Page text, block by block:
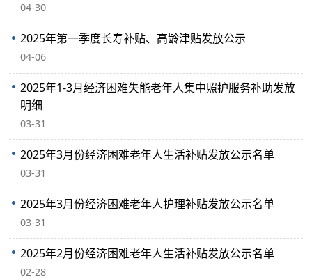
04-30
2025年第一季度长寿补贴、高龄津贴发放公示
04-06
2025年1-3月经济困难失能老年人集中照护服务补助发放
明细
03-31
2025年3月份经济困难老年人生活补贴发放公示名单
03-31
2025年3月份经济困难老年人护理补贴发放公示名单
03-31
2025年2月份经济困难老年人生活补贴发放公示名单
02-28